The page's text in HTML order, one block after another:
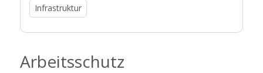
Infrastruktur
Arbeitsschutz